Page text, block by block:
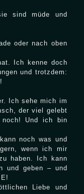
sind müde und
oder nach oben
Ich kenne doch
und trotzdem:
Ich sehe mich im
der viel gelebt
Und ich bin
noch was und
wenn ich mir
haben. Ich kann
und geben – und
Liebe und